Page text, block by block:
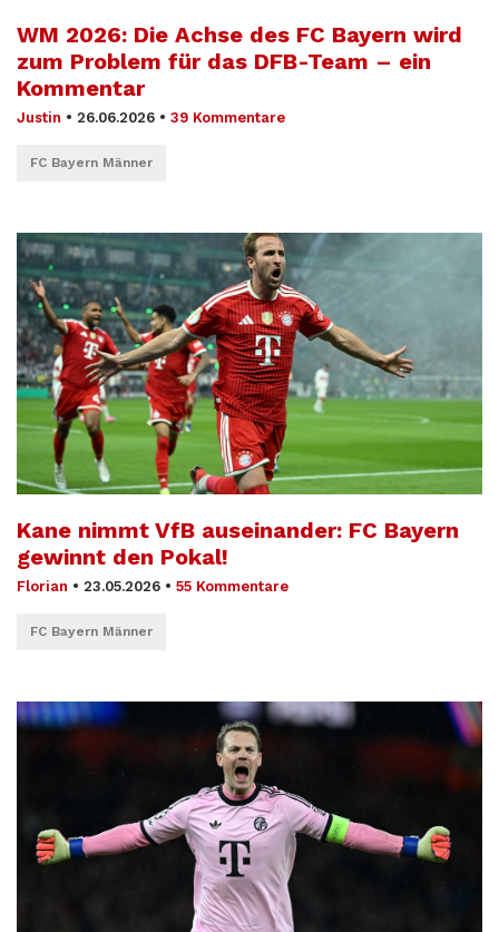
WM 2026: Die Achse des FC Bayern wird
zum Problem für das DFB-Team – ein
Kommentar
Justin • 26.06.2026 • 39 Kommentare
FC Bayern Männer
Kane nimmt VfB auseinander: FC Bayern
gewinnt den Pokal!
Florian • 23.05.2026 • 55 Kommentare
FC Bayern Männer